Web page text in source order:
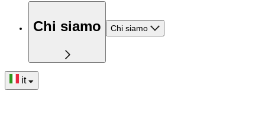
Chi siamo Chi siamo
it